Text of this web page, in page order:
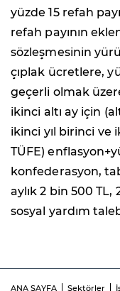
yüzde 15 refah
refah payının
sözleşmesinin
çıplak ücretlere,
geçerli olmak
ikinci altı ay için
ikinci yıl birinci ve
TÜFE)
konfederasyon,
aylık 2 bin 500 TL,
sosyal yardım
ANA SAYFA Sektörler